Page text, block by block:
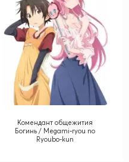
Комендант общежития
Богинь / Megami-ryou no
Ryoubo-kun